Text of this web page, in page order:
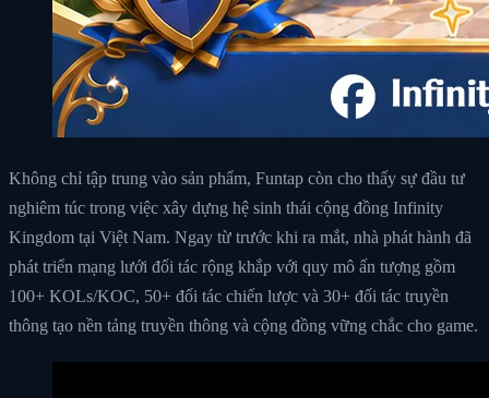
Không chỉ tập trung vào sản phẩm, Funtap còn cho thấy sự đầu tư
nghiêm túc trong việc xây dựng hệ sinh thái cộng đồng Infinity
Kingdom tại Việt Nam. Ngay từ trước khi ra mắt, nhà phát hành đã
phát triển mạng lưới đối tác rộng khắp với quy mô ấn tượng gồm
100+ KOLs/KOC, 50+ đối tác chiến lược và 30+ đối tác truyền
thông tạo nền tảng truyền thông và cộng đồng vững chắc cho game.